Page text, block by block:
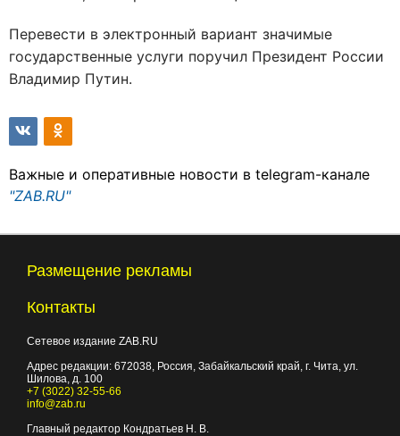
Перевести в электронный вариант значимые
государственные услуги поручил Президент России
Владимир Путин.
Важные и оперативные новости в telegram-канале
"ZAB.RU"
Размещение рекламы
Контакты
Сетевое издание ZAB.RU
Адрес редакции: 672038, Россия, Забайкальский край, г. Чита, ул.
Шилова, д. 100
+7 (3022) 32-55-66
info@zab.ru
Главный редактор Кондратьев Н. В.